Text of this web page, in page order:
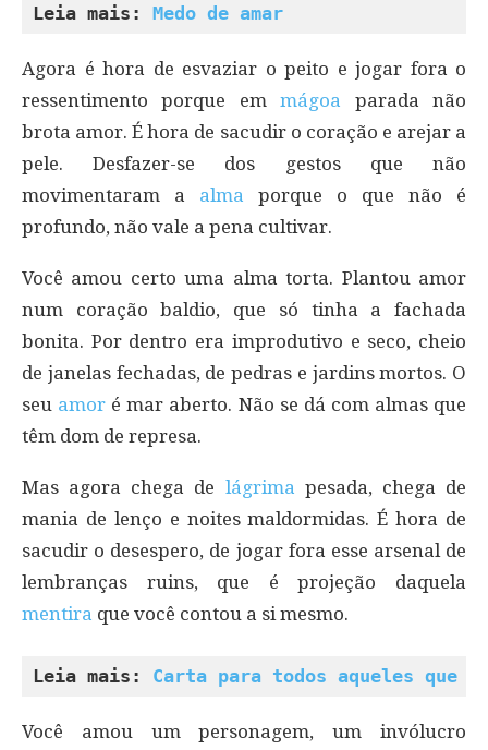
Leia mais: Medo de amar
Agora é hora de esvaziar o peito e jogar fora o
ressentimento porque em mágoa
parada não
brota amor. É hora de sacudir o coração e arejar a
pele. Desfazer-se dos gestos que não
movimentaram a alma porque o que não é
profundo, não vale a pena cultivar.
Você amou certo uma alma torta. Plantou amor
num coração baldio, que só tinha a fachada
bonita. Por dentro era improdutivo e seco, cheio
de janelas fechadas, de pedras e jardins mortos. O
seu amor é mar aberto. Não se dá com almas que
têm dom de represa.
Mas agora chega de lágrima pesada, chega de
mania de lenço e noites maldormidas. É hora de
sacudir o desespero, de jogar fora esse arsenal de
lembranças ruins, que é projeção daquela
mentira que você contou a si mesmo.
Leia mais: Carta para todos aqueles que já
Você amou um personagem, um invólucro